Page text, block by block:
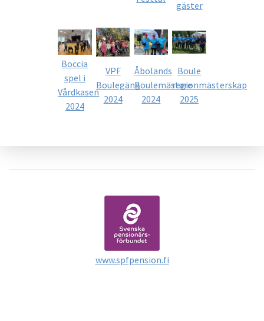
gäster
Boccia
spel i
Vårdkasen
2024
VPF
Boulegäng
2024
Åbolands
Boulemästare
2024
Boule
regionmästerskap
2025
www.spfpension.fi